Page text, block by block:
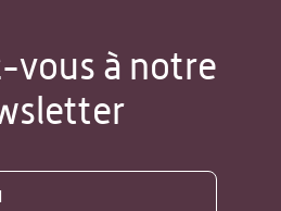
vous à notre